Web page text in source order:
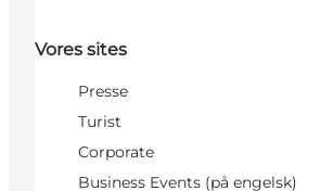
Vores sites
Presse
Turist
Corporate
Business Events (på engelsk)